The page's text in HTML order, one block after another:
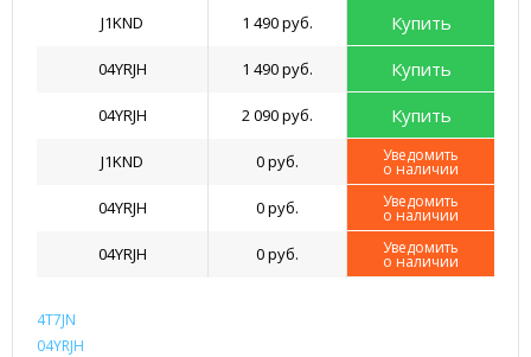
J1KND
1 490 руб. Купить
04YRJH 1 490 руб. Купить
04YRJH 2 090 руб. Купить
J1KND 0 руб. Уведомить
о наличии
04YRJH 0 руб. Уведомить
о наличии
04YRJH 0 руб. Уведомить
о наличии
4T7JN
04YRJH